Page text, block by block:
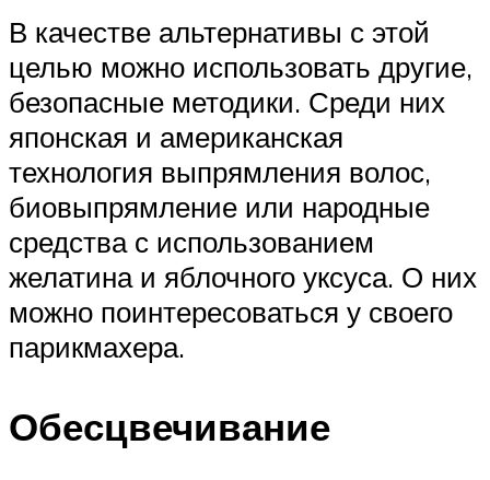
В качестве альтернативы с этой
целью можно использовать другие,
безопасные методики. Среди них
японская и американская
технология выпрямления волос,
биовыпрямление или народные
средства с использованием
желатина и яблочного уксуса. О них
можно поинтересоваться у своего
парикмахера.
Обесцвечивание